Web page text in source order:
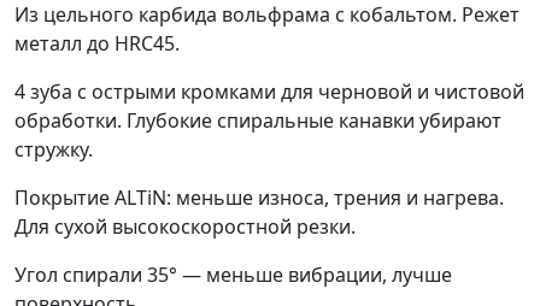
Из цельного карбида вольфрама с кобальтом. Режет
металл до HRC45.
4 зуба с острыми кромками для черновой и чистовой
обработки. Глубокие спиральные канавки убирают
стружку.
Покрытие ALTiN: меньше износа, трения и нагрева.
Для сухой высокоскоростной резки.
Угол спирали 35° — меньше вибрации, лучше